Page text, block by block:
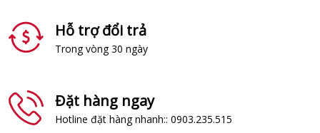
Hỗ trợ đổi trả
Trong vòng 30 ngày
Đặt hàng ngay
Hotline đặt hàng nhanh:: 0903.235.515